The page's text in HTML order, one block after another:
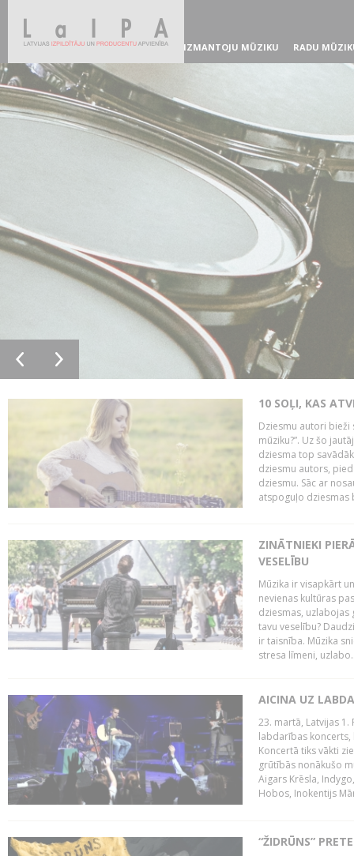
IZMANTOJU MŪZIKU RADU
10 SOĻI, KAS
Dziesmu autori bieži
mūziku?”. Uz šo
dziesma top
dziesmu autors,
dziesmu. Sāc ar
atspoguļo dziesmas
ZINĀTNIEKI
VESELĪBU
Mūzika ir visapkārt
nevienas kultūras
dziesmas, uzlabojas
tavu veselību?
ir taisnība. Mūzika
stresa līmeni,
AICINA UZ
23. martā, Latvijas 1.
labdarības koncerts,
Koncertā tiks vākti
grūtībās nonākušo
Aigars Krēsla,
Hobos, Inokentijs
“ŽIDRŪNS”